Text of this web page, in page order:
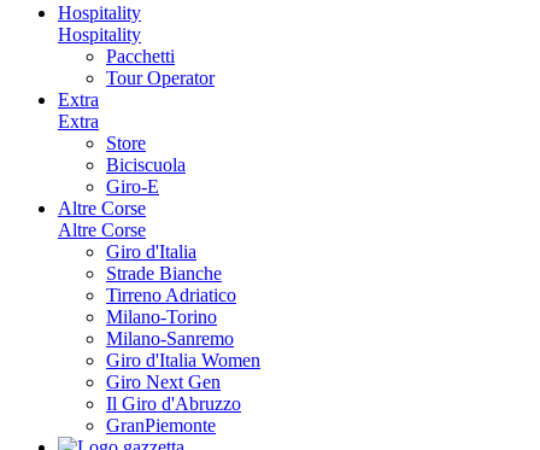
Hospitality
Hospitality
Pacchetti
Tour Operator
Extra
Extra
Store
Biciscuola
Giro-E
Altre Corse
Altre Corse
Giro d'Italia
Strade Bianche
Tirreno Adriatico
Milano-Torino
Milano-Sanremo
Giro d'Italia Women
Giro Next Gen
Il Giro d'Abruzzo
GranPiemonte